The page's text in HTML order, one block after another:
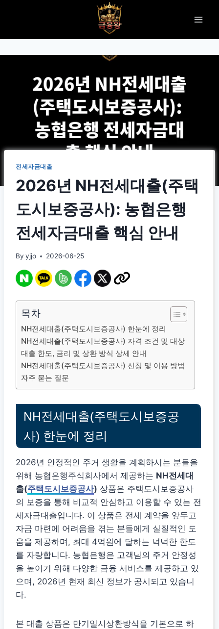
전세자금대출
2026년 NH전세대출(주택
도시보증공사): 농협은행
전세자금대출 핵심 안내
By yjjo 2026-06-25
목차
NH전세대출(주택도시보증공사) 한눈에 정리
NH전세대출(주택도시보증공사) 자격 조건 및 대상
대출 한도, 금리 및 상환 방식 상세 안내
NH전세대출(주택도시보증공사) 신청 및 이용 방법
자주 묻는 질문
NH전세대출(주택도시보증공
사) 한눈에 정리
2026년 안정적인 주거 생활을 계획하시는 분들을
위해 농협은행주식회사에서 제공하는 NH전세대
출(주택도시보증공사) 상품은 주택도시보증공사
의 보증을 통해 비교적 안심하고 이용할 수 있는 전
세자금대출입니다. 이 상품은 전세 계약을 앞두고
자금 마련에 어려움을 겪는 분들에게 실질적인 도
움을 제공하며, 최대 4억원에 달하는 넉넉한 한도
를 자랑합니다. 농협은행은 고객님의 주거 안정성
을 높이기 위해 다양한 금융 서비스를 제공하고 있
으며, 2026년 현재 최신 정보가 공시되고 있습니
다.
본 대출 상품은 만기일시상환방식을 기본으로 하